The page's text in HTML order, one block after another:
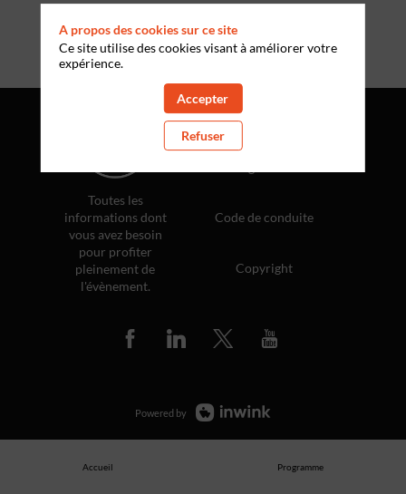
Toutes les
informations dont
vous avez besoin
pour profiter
pleinement de
l'évènement.
Politique de confidentialité
Code de conduite
Copyright
Powered by
Accueil Programme
A propos des cookies sur ce site
Ce site utilise des cookies visant à améliorer votre
expérience.
Accepter
Refuser